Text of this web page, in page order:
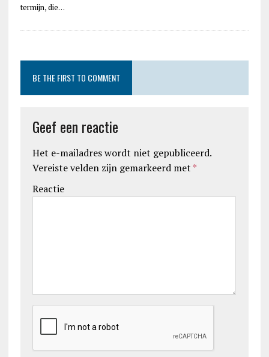
termijn, die…
BE THE FIRST TO COMMENT
Geef een reactie
Het e-mailadres wordt niet gepubliceerd.
Vereiste velden zijn gemarkeerd met *
Reactie